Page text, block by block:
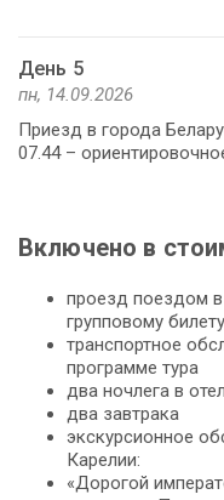
День 5
пн, 14.09.2026
Приезд в города
07.44 –
Включено в
проезд поездом в
групповому билету
транспортное
программе тура
два ночлега в
два завтрака
экскурсионное
Карелии:
«Дорогой